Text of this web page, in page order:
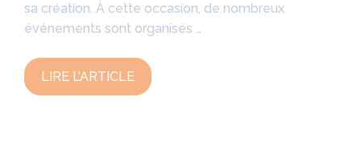
sa création. À cette occasion, de nombreux
événements sont organisés …
LIRE L’ARTICLE